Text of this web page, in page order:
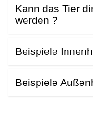
Kann das Tier
werden ?
Beispiele
Beispiele